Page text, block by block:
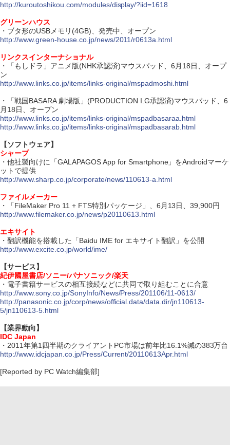
http://kuroutoshikou.com/modules/display/?iid=1618
グリーンハウス
・ブタ形のUSBメモリ(4GB)、発売中、オープン
http://www.green-house.co.jp/news/2011/r0613a.html
リンクスインターナショナル
・「もしドラ」アニメ版(NHK承認済)マウスパッド、6月18日、オープ
ン
http://www.links.co.jp/items/links-original/mspadmoshi.html
・「戦国BASARA 劇場版」(PRODUCTION I.G承認済)マウスパッド、6
月18日、オープン
http://www.links.co.jp/items/links-original/mspadbasaraa.html
http://www.links.co.jp/items/links-original/mspadbasarab.html
【ソフトウェア】
シャープ
・他社製向けに「GALAPAGOS App for Smartphone」をAndroidマーケ
ットで提供
http://www.sharp.co.jp/corporate/news/110613-a.html
ファイルメーカー
・「FileMaker Pro 11 + FTS特別パッケージ」、6月13日、39,900円
http://www.filemaker.co.jp/news/p20110613.html
エキサイト
・翻訳機能を搭載した「Baidu IME for エキサイト翻訳」を公開
http://www.excite.co.jp/world/ime/
【サービス】
紀伊國屋書店/ソニー/パナソニック/楽天
・電子書籍サービスの相互接続などに共同で取り組むことに合意
http://www.sony.co.jp/SonyInfo/News/Press/201106/11-0613/
http://panasonic.co.jp/corp/news/official.data/data.dir/jn110613-
5/jn110613-5.html
【業界動向】
IDC Japan
・2011年第1四半期のクライアントPC市場は前年比16.1%減の383万台
http://www.idcjapan.co.jp/Press/Current/20110613Apr.html
[Reported by PC Watch編集部]